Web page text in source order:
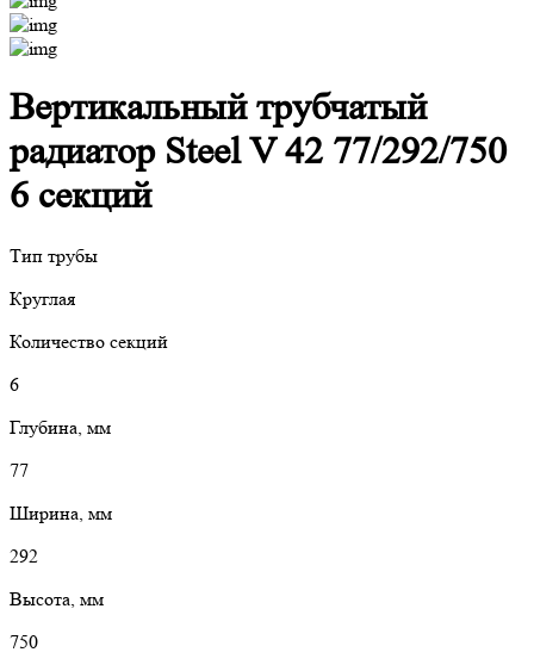
Вертикальный трубчатый
радиатор Steel V 42 77/292/750
6 секций
Тип трубы
Круглая
Количество секций
6
Глубина, мм
77
Ширина, мм
292
Высота, мм
750